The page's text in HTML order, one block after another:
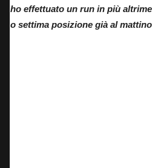
ho effettuato un run in più
o settima posizione già al mattino